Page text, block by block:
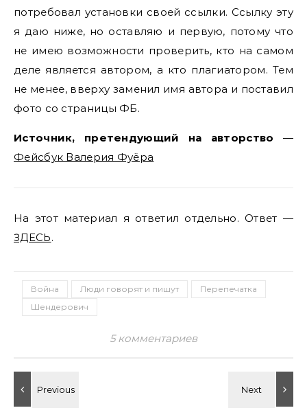
потребовал установки своей ссылки. Ссылку эту
я даю ниже, но оставляю и первую, потому что
не имею возможности проверить, кто на самом
деле является автором, а кто плагиатором. Тем
не менее, вверху заменил имя автора и поставил
фото со страницы ФБ.
Источник, претендующий на авторство —
Фейсбук Валерия Фуёра
На этот материал я ответил отдельно. Ответ —
ЗДЕСЬ.
Война Люди говорят и пишут
Перепечатка
Шендерович
5 комментариев